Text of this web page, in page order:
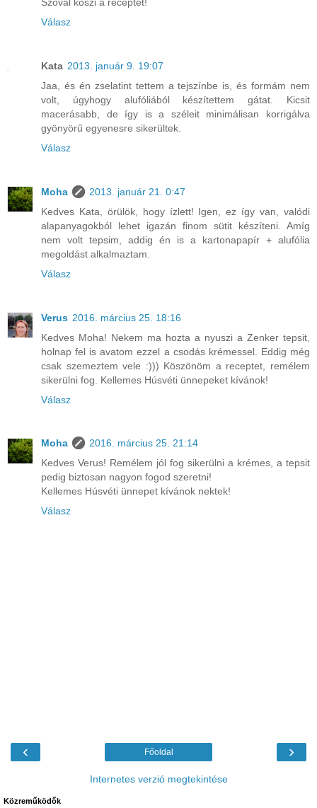
Válasz
Kata 2013. január 9. 19:07
Jaa, és én zselatint tettem a tejszínbe is, és formám nem
volt, úgyhogy alufóliából készítettem gátat. Kicsit
macerásabb, de így is a széleit minimálisan korrigálva
gyönyörű egyenesre sikerültek.
Válasz
Moha
2013. január 21. 0:47
Kedves Kata, örülök, hogy ízlett! Igen, ez így van, valódi
alapanyagokból lehet igazán finom sütit készíteni. Amíg
nem volt tepsim, addig én is a kartonapapír + alufólia
megoldást alkalmaztam.
Válasz
Verus 2016. március 25. 18:16
Kedves Moha! Nekem ma hozta a nyuszi a Zenker tepsit,
holnap fel is avatom ezzel a csodás krémessel. Eddig még
csak szemeztem vele :))) Köszönöm a receptet, remélem
sikerülni fog. Kellemes Húsvéti ünnepeket kívánok!
Válasz
Moha
2016. március 25. 21:14
Kedves Verus! Remélem jól fog sikerülni a krémes, a tepsit
pedig biztosan nagyon fogod szeretni!
Kellemes Húsvéti ünnepet kívánok nektek!
Válasz
‹ ›
Főoldal
Internetes verzió megtekintése
Közreműködők